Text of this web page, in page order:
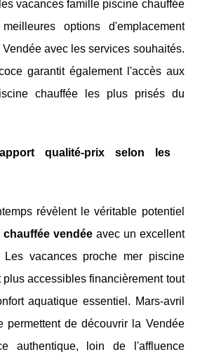
vacances famille piscine chauffée
options d'emplacement
avec les services souhaités.
garantit également l'accès aux
chauffée les plus prisés du
qualité-prix selon les
révèlent le véritable potentiel
vendéeavec un excellent
Les vacances proche mer piscine
accessibles financièrement tout
aquatique essentiel. Mars-avril
permettent de découvrir la Vendée
authentique, loin de l'affluence